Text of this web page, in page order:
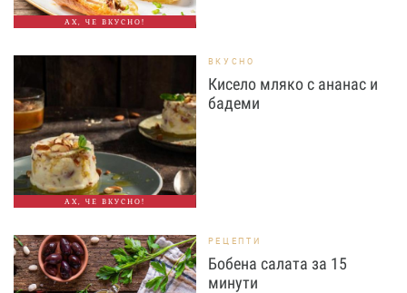
АХ, ЧЕ ВКУСНО!
АХ, ЧЕ ВКУСНО!
ВКУСНО
Кисело мляко с ананас и
бадеми
РЕЦЕПТИ
Бобена салата за 15
минути